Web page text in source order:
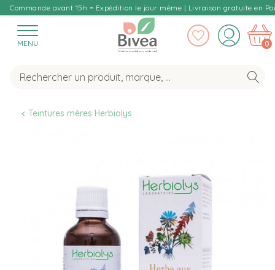
Commande avant 15h = Expédition le jour même | Livraison gratuite en
MENU 0
Teintures mères Herbiolys